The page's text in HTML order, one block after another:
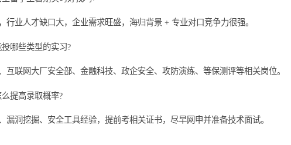
定坚实的基础。通过合理利用各类资源，提升个人能力，准确把握市场
破浪，展望未来。抓住实习的机会，将是实现职业梦想的关键一步。
安全留学生暑期实习好找吗?
找，行业人才缺口大，企业需求旺盛，海归背景 + 专业对口竞争力很强